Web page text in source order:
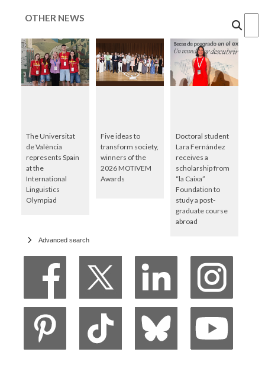
OTHER NEWS
The Universitat
de València
represents Spain
at the
International
Linguistics
Olympiad
Five ideas to
transform society,
winners of the
2026 MOTIVEM
Awards
Doctoral student
Lara Fernández
receives a
scholarship from
“la Caixa”
Foundation to
study a post-
graduate course
abroad
Advanced search